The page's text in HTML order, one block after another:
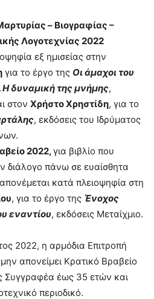
– Bιογραφίας –
Λογοτεχνίας 2022
εξ ημισείας στην
για το έργο της Οι άμαχοι του
δυναμική της μνήμης,
στον Χρήστο Χρηστίδη, για το
, εκδόσεις του Ιδρύματος
2022,για βιβλίο που
διάλογο πάνω σε ευαίσθητα
κατά πλειοψηφία στη
, για το έργο της Ένοχος
εναντίου, εκδόσεις Μεταίχμιο.
2022, η αρμόδια Επιτροπή
απονείμει Κρατικό Βραβείο
Συγγραφέα έως 35 ετών και
περιοδικό.